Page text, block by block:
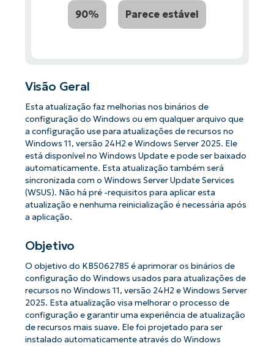
90% Parece estável
Visão Geral
Esta atualização faz melhorias nos binários de
configuração do Windows ou em qualquer arquivo que
a configuração use para atualizações de recursos no
Windows 11, versão 24H2 e Windows Server 2025. Ele
está disponível no Windows Update e pode ser baixado
automaticamente. Esta atualização também será
sincronizada com o Windows Server Update Services
(WSUS). Não há pré -requisitos para aplicar esta
atualização e nenhuma reinicialização é necessária após
a aplicação.
Objetivo
O objetivo do KB5062785 é aprimorar os binários de
configuração do Windows usados ​​para atualizações de
recursos no Windows 11, versão 24H2 e Windows Server
2025. Esta atualização visa melhorar o processo de
configuração e garantir uma experiência de atualização
de recursos mais suave. Ele foi projetado para ser
instalado automaticamente através do Windows